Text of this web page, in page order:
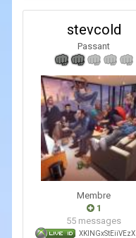
stevcold
Passant
Membre
1
55 messages
XKINGxStEiiVEzX